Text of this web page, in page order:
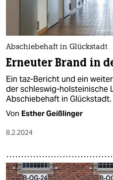
Abschiebehaft in Glückstadt
Erneuter Brand in
Ein taz-Bericht und ein
der schleswig-holsteinische
Abschiebehaft in Glückstadt.
Von Esther Geißlinger
8.2.2024